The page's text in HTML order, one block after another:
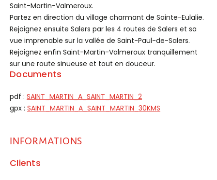
Saint-Martin-Valmeroux.
Partez en direction du village charmant de Sainte-Eulalie.
Rejoignez ensuite Salers par les 4 routes de Salers et sa
vue imprenable sur la vallée de Saint-Paul-de-Salers.
Rejoignez enfin Saint-Martin-Valmeroux tranquillement
sur une route sinueuse et tout en douceur.
Documents
pdf : SAINT_MARTIN_A_SAINT_MARTIN_2
gpx : SAINT_MARTIN_A_SAINT_MARTIN_30KMS
INFORMATIONS
Clients